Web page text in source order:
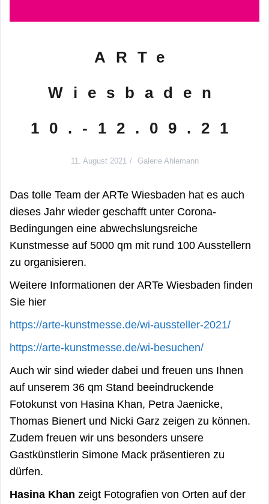
ARTe
Wiesbaden
10.-12.09.21
11. August 2021 Galerie Ahlemann
Das tolle Team der ARTe Wiesbaden hat es auch
dieses Jahr wieder geschafft unter Corona-
Bedingungen eine abwechslungsreiche
Kunstmesse auf 5000 qm mit rund 100 Ausstellern
zu organisieren.
Weitere Informationen der ARTe Wiesbaden finden
Sie hier
https://arte-kunstmesse.de/wi-aussteller-2021/
https://arte-kunstmesse.de/wi-besuchen/
Auch wir sind wieder dabei und freuen uns Ihnen
auf unserem 36 qm Stand beeindruckende
Fotokunst von Hasina Khan, Petra Jaenicke,
Thomas Bienert und Nicki Garz zeigen zu können.
Zudem freuen wir uns besonders unsere
Gastkünstlerin Simone Mack präsentieren zu
dürfen.
Hasina Khan zeigt Fotografien von Orten auf der